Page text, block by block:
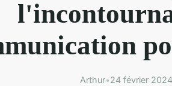
Arthur•24 février 2024